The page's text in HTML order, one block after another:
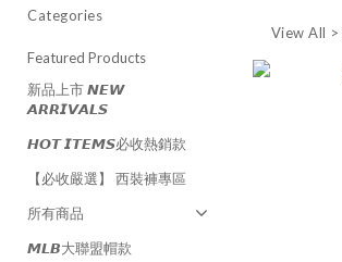
Categories
Featured Products
新品上市 𝙉𝙀𝙒
𝘼𝙍𝙍𝙄𝙑𝘼𝙇𝙎
𝙃𝙊𝙏 𝙄𝙏𝙀𝙈𝙎必收熱銷款
【必收嚴選】 西裝褲專區
所有商品
𝙈𝙇𝘽大聯盟帽款
View All >